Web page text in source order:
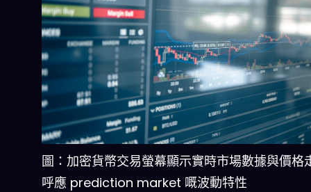
圖：加密貨幣交易螢幕顯示實時市場數據與價格
呼應 prediction market 嘅波動特性